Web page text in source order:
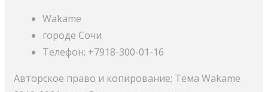
Wakame
городе Сочи
Телефон: +7918-300-01-16
Авторское право и копирование; Тема Wakame